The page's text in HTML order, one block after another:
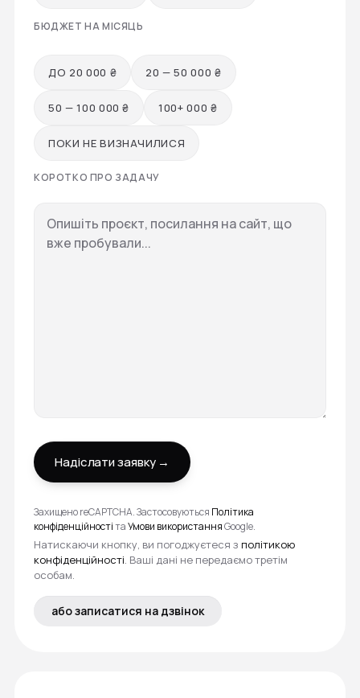
БЮДЖЕТ НА МІСЯЦЬ
ДО 20 000 ₴ 20 — 50 000 ₴
50 — 100 000 ₴ 100+ 000 ₴
ПОКИ НЕ ВИЗНАЧИЛИСЯ
КОРОТКО ПРО ЗАДАЧУ
Захищено reCAPTCHA. Застосовуються Політика
конфіденційностітаУмови використанняGoogle.
Натискаючи кнопку, ви погоджуєтеся з політикою
конфіденційності. Ваші дані не передаємо третім
особам.
або записатися на дзвінок